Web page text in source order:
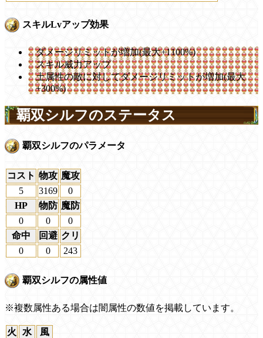
スキルLvアップ効果
ダメージリミットが増加(最大+1100%)
スキル威力アップ
土属性の敵に対してダメージリミットが増加(最大
+300%)
覇双シルフのステータス
覇双シルフのパラメータ
コスト 物攻 魔攻
5
3169
0
HP
物防 魔防
0
0
0
命中
回避 クリ
0
0 243
覇双シルフの属性値
※複数属性ある場合は闇属性の数値を掲載しています。
火 水
風